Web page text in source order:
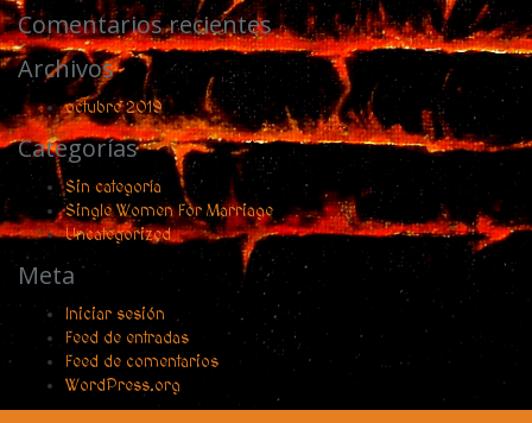
Comentarios recientes
Archivos
octubre 2019
Categorías
Sin categoría
Single Women For Marriage
Uncategorized
Meta
Iniciar sesión
Feed de entradas
Feed de comentarios
WordPress.org